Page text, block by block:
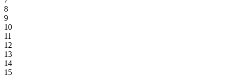
8
9
10
11
12
13
14
15